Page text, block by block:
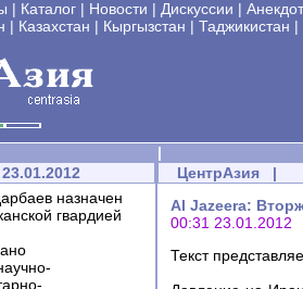
| Каталог | Новости | Дискуссии |
| Казахстан | Кыргызстан | Таджикистан |
|
назначен
гвардией
ЦентрАзия |
Al Jazeera:
00:31 23.01.2012
Текст